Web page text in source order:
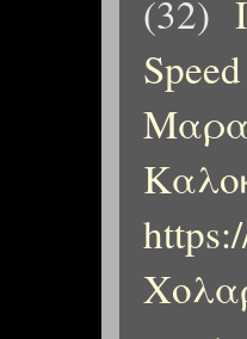
(32)
Speed